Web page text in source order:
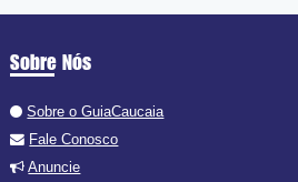
Sobre Nós
Sobre o GuiaCaucaia
Fale Conosco
Anuncie